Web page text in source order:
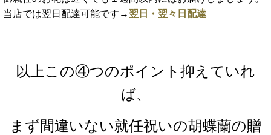
当店では翌日配達可能です→ 翌日・翌々日配達
以上この④つのポイント抑えていれ
ば、
まず間違いない就任祝いの胡蝶蘭の贈